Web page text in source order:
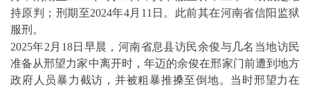
持原判；刑期至2024年4月 11 日。此前其在河南省信阳监狱
服刑。
2025年2 月 18日早晨，河南省息县访民余俊与几名当地访民
准备从邢望力家中离开时，年迈的余俊在邢家门前遭到地方
政府人员暴力截访，并被粗暴推搡至倒地。当时邢望力在